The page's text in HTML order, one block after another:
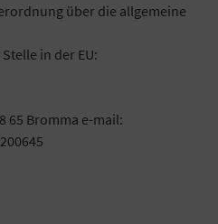
über die allgemeine
in der EU:
65 Bromma e-mail: